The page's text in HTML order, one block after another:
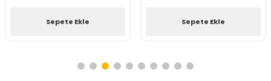
Sepete Ekle Sepete Ekle